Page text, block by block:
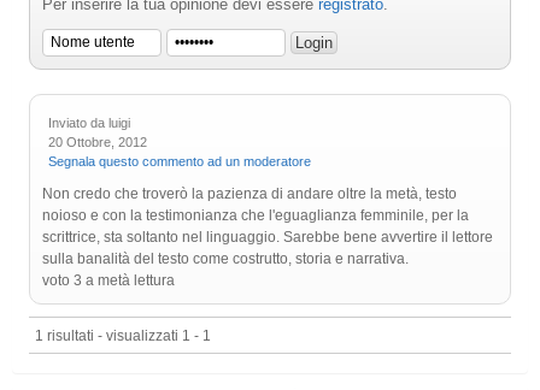
Per inserire la tua opinione devi essere registrato
Inviato da luigi
20 Ottobre, 2012
Segnala questo commento ad un moderatore
Non credo che troverò la pazienza di andare oltre la metà, testo
noioso e con la testimonianza che l'eguaglianza femminile, per la
scrittrice, sta soltanto nel linguaggio. Sarebbe bene avvertire il lettore
sulla banalità del testo come costrutto, storia e narrativa.
voto 3 a metà lettura
1 risultati - visualizzati 1 - 1